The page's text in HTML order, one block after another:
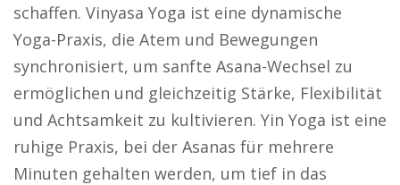
schaffen. Vinyasa Yoga ist eine dynamische
Yoga-Praxis, die Atem und Bewegungen
synchronisiert, um sanfte Asana-Wechsel zu
ermöglichen und gleichzeitig Stärke, Flexibilität
und Achtsamkeit zu kultivieren. Yin Yoga ist eine
ruhige Praxis, bei der Asanas für mehrere
Minuten gehalten werden, um tief in das